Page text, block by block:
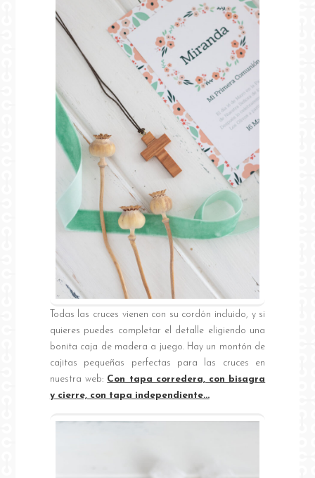
Todas las cruces vienen con su cordón incluido, y si
quieres puedes completar el detalle eligiendo una
bonita caja de madera a juego. Hay un montón de
cajitas pequeñas perfectas para las cruces en
nuestra web: Con tapa corredera, con bisagra
y cierre, con tapa independiente…